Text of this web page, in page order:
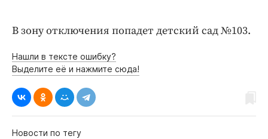
В зону отключения попадет детский сад №103.
Нашли в тексте ошибку?
Выделите её и нажмите сюда!
Новости по тегу